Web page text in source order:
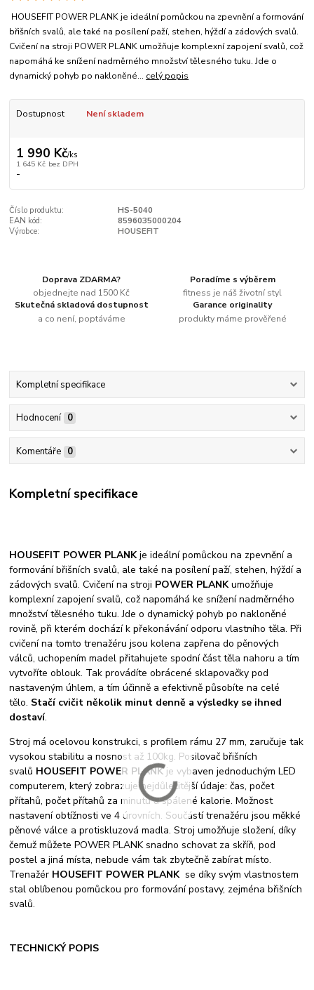
HOUSEFIT POWER PLANK je ideální pomůckou na zpevnění a formování
břišních svalů, ale také na posílení paží, stehen, hýždí a zádových svalů.
Cvičení na stroji POWER PLANK umožňuje komplexní zapojení svalů, což
napomáhá ke snížení nadměrného množství tělesného tuku. Jde o
dynamický pohyb po nakloněné... celý popis
Dostupnost Není skladem
1 990 Kč/ks
1 645 Kč bez DPH
-
Číslo produktu:
HS-5040
EAN kód:
8596035000204
Výrobce:
HOUSEFIT
Doprava ZDARMA?
objednejte nad 1500 Kč
Poradíme s výběrem
fitness je náš životní styl
Skutečná skladová dostupnost
a co není, poptáváme
Garance originality
produkty máme prověřené
Kompletní specifikace
Hodnocení 0
Komentáře 0
Kompletní specifikace
HOUSEFIT POWER PLANKje ideální pomůckou na zpevnění a
formování břišních svalů, ale také na posílení paží, stehen, hýždí a
zádových svalů. Cvičení na stroji POWER PLANKumožňuje
komplexní zapojení svalů, což napomáhá ke snížení nadměrného
množství tělesného tuku. Jde o dynamický pohyb po nakloněné
rovině, při kterém dochází k překonávání odporu vlastního těla. Při
cvičení na tomto trenažéru jsou kolena zapřena do pěnových
válců, uchopením madel přitahujete spodní část těla nahoru a tím
vytvoříte oblouk. Tak provádíte obrácené sklapovačky pod
nastaveným úhlem, a tím účinně a efektivně působíte na celé
tělo. Stačí cvičit několik minut denně a výsledky se ihned
dostaví.
Stroj má ocelovou konstrukci, s profilem rámu 27 mm, zaručuje tak
vysokou stabilitu a nosnost až 100kg. Posilovač břišních
svalů HOUSEFIT POWER PLANKje vybaven jednoduchým LED
computerem, který zobrazuje nejdůležitější údaje: čas, počet
přítahů, počet přítahů za minutu a spálené kalorie. Možnost
nastavení obtížnosti ve 4 úrovních. Součástí trenažéru jsou měkké
pěnové válce a protiskluzová madla. Stroj umožňuje složení, díky
čemuž můžete POWER PLANK snadno schovat za skříň, pod
postel a jiná místa, nebude vám tak zbytečně zabírat místo.
Trenažér HOUSEFIT POWER PLANKse díky svým vlastnostem
stal oblíbenou pomůckou pro formování postavy, zejména břišních
svalů.
TECHNICKÝ POPIS